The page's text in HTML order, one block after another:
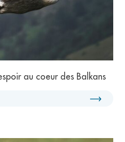
au coeur des Balkans